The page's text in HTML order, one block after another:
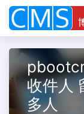
收件人
多人